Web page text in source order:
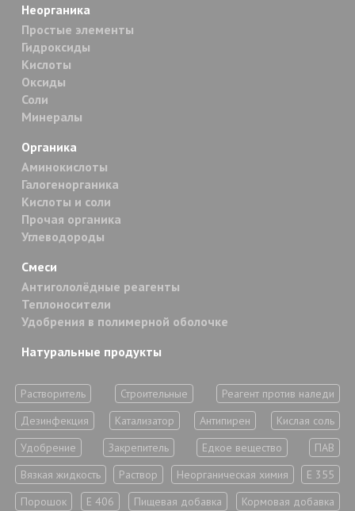
Неорганика
Простые элементы
Гидроксиды
Кислоты
Оксиды
Соли
Минералы
Органика
Аминокислоты
Галогенорганика
Кислоты и соли
Прочая органика
Углеводороды
Смеси
Антигололёдные реагенты
Теплоносители
Удобрения в полимерной оболочке
Натуральные продукты
Растворитель Строительные
Реагент против наледи
Дезинфекция
Катализатор Антипирен
Кислая соль
Удобрение
Закрепитель Едкое вещество
ПАВ
Вязкая жидкость
Раствор Неорганическая химия
Е 355
Порошок
Е 406 Пищевая добавка
Кормовая добавка